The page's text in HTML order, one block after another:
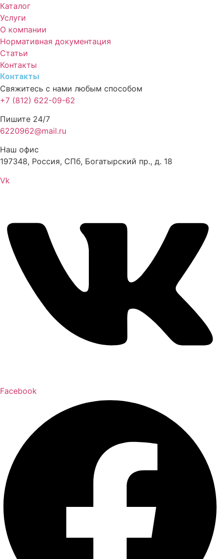
Каталог
Услуги
О компании
Нормативная документация
Статьи
Контакты
Контакты
Свяжитесь с нами любым способом
+7 (812) 622-09-62
Пишите 24/7
6220962@mail.ru
Наш офис
197348, Россия, СПб, Богатырский пр., д. 18
Vk
Facebook